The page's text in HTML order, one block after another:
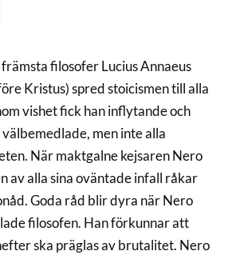
filosofer Lucius Annaeus
Kristus) spred stoicismen till alla
vishet fick han inflytande och
men inte alla
När maktgalne kejsaren Nero
av alla sina oväntade infall råkar
Goda råd blir dyra när Nero
filosofen. Han förkunnar att
ska präglas av brutalitet. Nero